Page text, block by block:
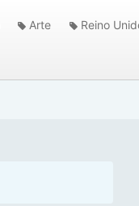
Arte Reino